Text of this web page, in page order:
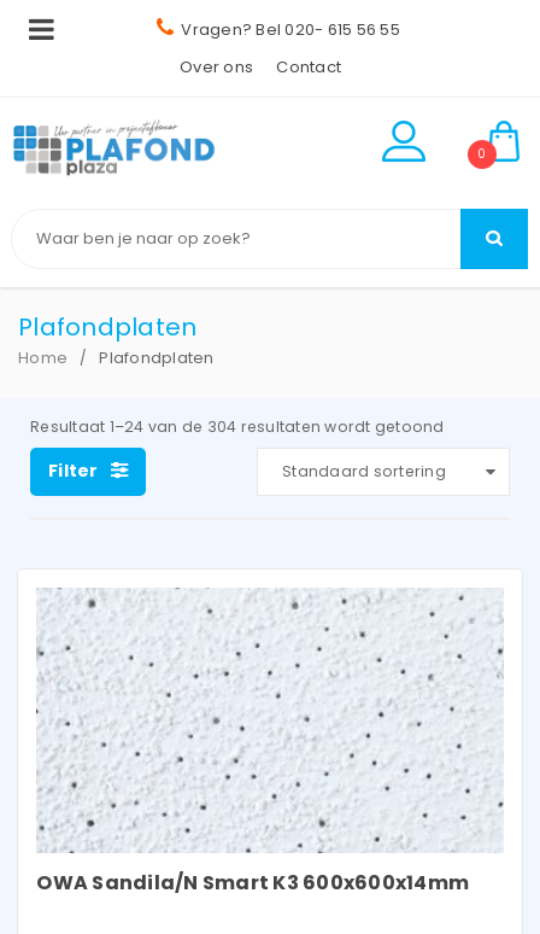
Vragen? Bel 020- 615 56 55
Over ons
Contact
0
Plafondplaten
Home / Plafondplaten
Resultaat 1–24 van de 304 resultaten wordt getoond
Filter Standaard sortering
OWA Sandila/N Smart K3 600x600x14mm